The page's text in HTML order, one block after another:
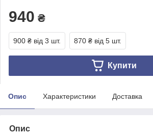
940 ₴
900 ₴ від 3 шт. 870 ₴ від 5 шт.
Купити
Опис Характеристики Доставка
Опис